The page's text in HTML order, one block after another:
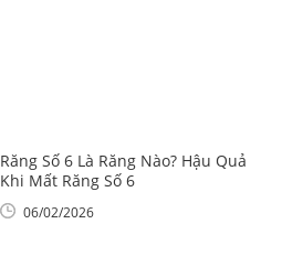
Răng Số 6 Là Răng Nào? Hậu Quả
Khi Mất Răng Số 6
06/02/2026